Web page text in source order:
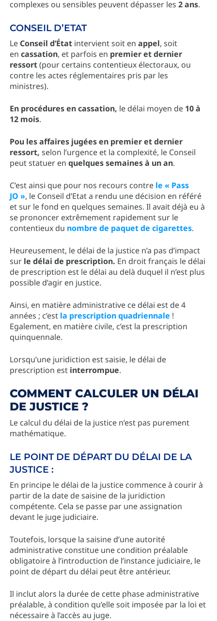
complexes ou sensibles peuvent dépasser les 2 ans.
CONSEIL D’ETAT
Le Conseil d’État intervient soit en appel, soit
en cassation, et parfois en premier et dernier
ressort(pour certains contentieux électoraux, ou
contre les actes réglementaires pris par les
ministres).
En procédures en cassation, le délai moyen de 10 à
12 mois.
Pou les affaires jugées en premier et dernier
ressort, selon l’urgence et la complexité, le Conseil
peut statuer en quelques semaines à un an.
C’est ainsi que pour nos recours contre le « Pass
JO », le Conseil d’Etat a rendu une décision en référé
et sur le fond en quelques semaines. Il avait déjà eu à
se prononcer extrêmement rapidement sur le
contentieux du nombre de paquet de cigarettes.
Heureusement, le délai de la justice n’a pas d’impact
sur le délai de prescription. En droit français le délai
de prescription est le délai au delà duquel il n’est plus
possible d’agir en justice.
Ainsi, en matière administrative ce délai est de 4
années ; c’est la prescription quadriennale !
Egalement, en matière civile, c’est la prescription
quinquennale.
Lorsqu’une juridiction est saisie, le délai de
prescription est interrompue.
COMMENT CALCULER UN DÉLAI
DE JUSTICE ?
Le calcul du délai de la justice n’est pas purement
mathématique.
​LE POINT DE DÉPART DU DÉLAI DE LA
JUSTICE :
En principe le délai de la justice commence à courir à
partir de la date de saisine de la juridiction
compétente. Cela se passe par une assignation
devant le juge judiciaire.
Toutefois, lorsque la saisine d’une autorité
administrative constitue une condition préalable
obligatoire à l’introduction de l’instance judiciaire, le
point de départ du délai peut être antérieur.
Il inclut alors la durée de cette phase administrative
préalable, à condition qu’elle soit imposée par la loi et
nécessaire à l’accès au juge.